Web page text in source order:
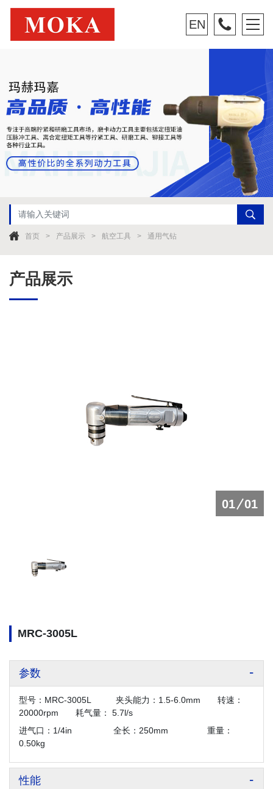
EN
首页 产品展示 航空工具 通用气钻
产品展示
01 01
MRC-3005L
参数
型号：MRC-3005L 夹头能力：1.5-6.0mm 转速：
20000rpm 耗气量： 5.7l/s
进气口：1/4in 全长：250mm 重量：
0.50kg
性能